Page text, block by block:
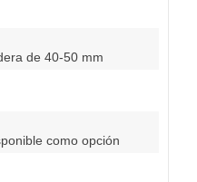
de 40-50 mm
como opción